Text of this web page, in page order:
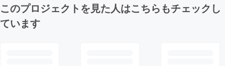
このプロジェクトを見た人はこちらもチェックし
ています